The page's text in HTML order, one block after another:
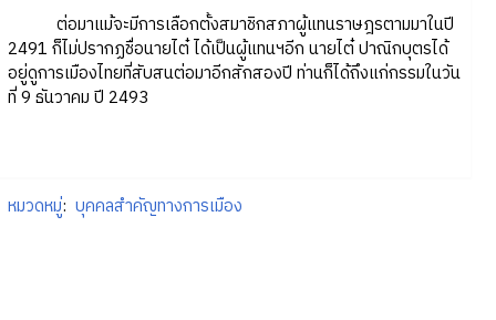
ต่อมาแม้จะมีการเลือกตั้งสมาชิกสภาผู้แทนราษฎรตามมาในปี
2491 ก็ไม่ปรากฏชื่อนายไต๋ ได้เป็นผู้แทนฯอีก นายไต๋ ปาณิกบุตรได้
อยู่ดูการเมืองไทยที่สับสนต่อมาอีกสักสองปี ท่านก็ได้ถึงแก่กรรมในวัน
ที่ 9 ธันวาคม ปี 2493
หมวดหมู่: บุคคลสำคัญทางการเมือง